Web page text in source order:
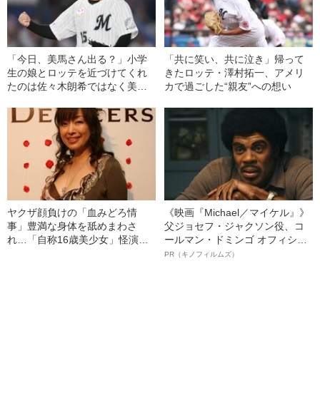
「今日、美馬さん出る？」小学
生の娘とロッテを近づけてくれ
たのは佐々木朗希ではなく美馬
「共に笑い、共に泣き」帰って
きたロッテ・澤村拓一、アメリ
カで過ごした“親友”への想い
ヤクザ顔負けの「血みどろ情
事」豊満な身体を舐めまわさ
れ…「自称16歳美少女」怪演
《映画『Michael／マイケル』》
父ジョセフ・ジャクソン役、コ
ールマン・ドミンゴ オフィシャ
ルインタビュー“観客を魅了した
PR（キノフィルムズ）